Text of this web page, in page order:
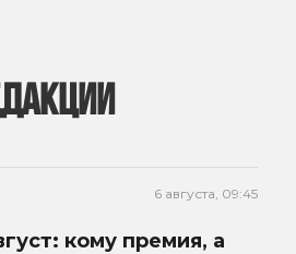
6 августа, 09:45
кому премия, а